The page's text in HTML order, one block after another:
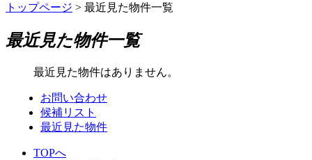
トップページ > 最近見た物件一覧
最近見た物件一覧
最近見た物件はありません。
お問い合わせ
候補リスト
最近見た物件
TOPへ